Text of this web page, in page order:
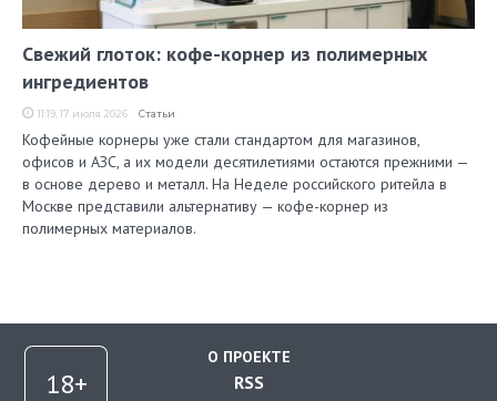
Свежий глоток: кофе-корнер из полимерных
ингредиентов
11:19, 17 июля 2026 Статьи
Кофейные корнеры уже стали стандартом для магазинов,
офисов и АЗС, а их модели десятилетиями остаются прежними —
в основе дерево и металл. На Неделе российского ритейла в
Москве представили альтернативу — кофе-корнер из
полимерных материалов.
О ПРОЕКТЕ
RSS